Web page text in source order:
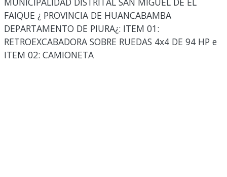
FAIQUE ¿ PROVINCIA DE HUANCABAMBA
DEPARTAMENTO DE PIURA¿: ITEM 01:
RETROEXCABADORA SOBRE RUEDAS 4x4 DE 94 HP e
ITEM 02: CAMIONETA